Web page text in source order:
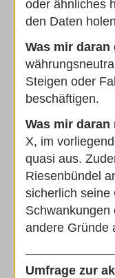
oder ähnliches
den Daten
Was mir daran
Steigen oder
beschäftigen.
Was mir
X, im
quasi aus.
Riesenbündel
sicherlich seine
Schwankungen
andere Gründe
Umfrage zur